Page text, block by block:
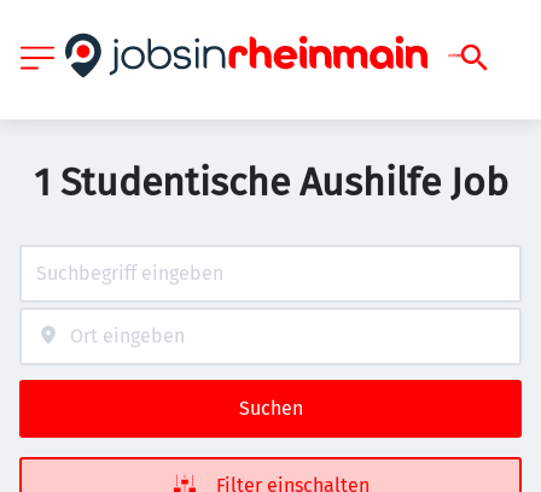
1 Studentische Aushilfe Job
Suchen
Filter einschalten